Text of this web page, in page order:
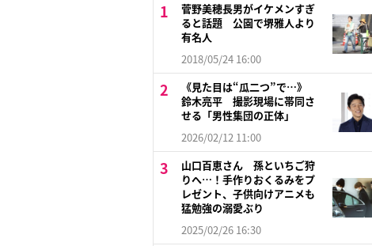
菅野美穂長男がイケメンすぎ
ると話題 公園で堺雅人より
有名人
2018/05/24 16:00
《見た目は“瓜二つ”で…》
鈴木亮平 撮影現場に帯同さ
せる「男性集団の正体」
2026/02/12 11:00
山口百恵さん 孫といちご狩
りへ…！手作りおくるみをプ
レゼント、子供向けアニメも
猛勉強の溺愛ぶり
2025/02/26 16:30